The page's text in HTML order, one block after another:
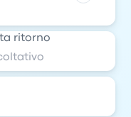
ritorno